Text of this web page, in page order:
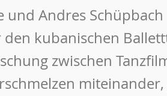
und Andres
kubanischen
zwischen